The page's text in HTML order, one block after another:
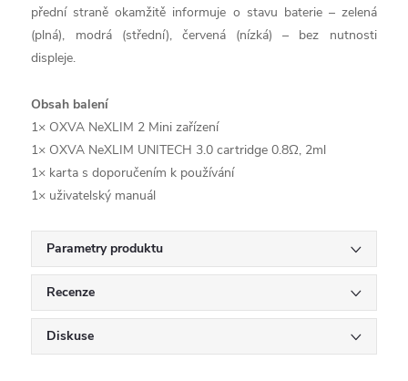
přední straně okamžitě informuje o stavu baterie – zelená
(plná), modrá (střední), červená (nízká) – bez nutnosti
displeje.
Obsah balení
1× OXVA NeXLIM 2 Mini zařízení
1× OXVA NeXLIM UNITECH 3.0 cartridge 0.8Ω, 2ml
1× karta s doporučením k používání
1× uživatelský manuál
Parametry produktu
Recenze
Diskuse